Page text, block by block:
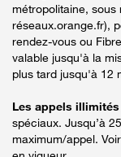
métropolitaine, sous
réseaux.orange.fr),
rendez-vous ou
valable jusqu'à la
plus tard jusqu'à 12
Les appels illimités
spéciaux. Jusqu’à
maximum/appel.